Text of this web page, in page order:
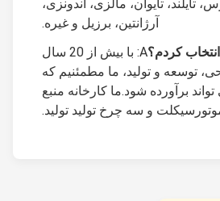
تایوان، مالزی، اندونزی،
آرژانتین، برزیل و غیره.
A: با بیش از 20 سال
و تولید، ما مطمئنیم که
برآورده شود.ما کارخانه منبع
و سه چرخ تولید تولید.